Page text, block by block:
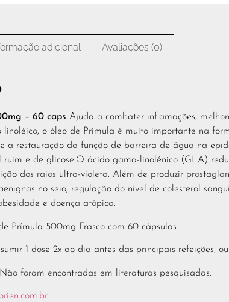
adicional Avaliações (0)
– 60 caps Ajuda a combater inflamações,
linoléico, o óleo de Prímula é muito importante na
a restauração da função de barreira de água na
ruim e de glicose.O ácido gama-linolénico (GLA)
dos raios ultra-violeta. Além de produzir
no seio, regulação do nível de colesterol
e doença atópica.
Prímula 500mg Frasco com 60 cápsulas.
1 dose 2x ao dia antes das principais refeições,
foram encontradas em literaturas pesquisadas.